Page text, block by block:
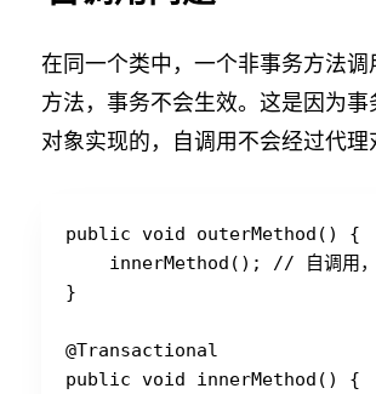
在同一个类中，一个非事务方法调
方法，事务不会生效。这是因为事
对象实现的，自调用不会经过代理
public void outerMethod() {
innerMethod(); // 自调用，
}
@Transactional
public void innerMethod() {